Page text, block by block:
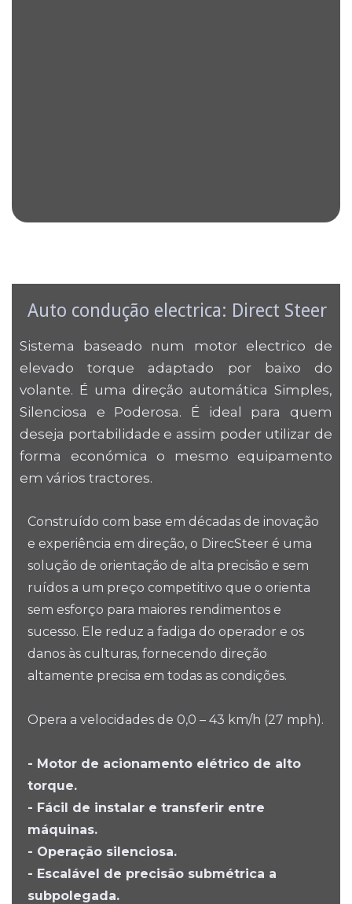
Auto condução electrica: Direct Steer
Sistema baseado num motor electrico de
elevado torque adaptado por baixo do
volante. É uma direção automática Simples,
Silenciosa e Poderosa. É ideal para quem
deseja portabilidade e assim poder utilizar de
forma económica o mesmo equipamento
em vários tractores.
Construído com base em décadas de inovação
e experiência em direção, o DirecSteer é uma
solução de orientação de alta precisão e sem
ruídos a um preço competitivo que o orienta
sem esforço para maiores rendimentos e
sucesso. Ele reduz a fadiga do operador e os
danos às culturas, fornecendo direção
altamente precisa em todas as condições.
Opera a velocidades de 0,0 – 43 km/h (27 mph).
- Motor de acionamento elétrico de alto
torque.
- Fácil de instalar e transferir entre
máquinas.
- Operação silenciosa.
- Escalável de precisão submétrica a
subpolegada.